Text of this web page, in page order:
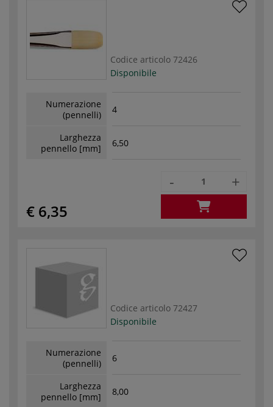
Codice articolo 72426
Disponibile
Numerazione
(pennelli)
4
Larghezza
pennello [mm]
6,50
€ 6,35
- +
Codice articolo 72427
Disponibile
Numerazione
(pennelli)
6
Larghezza
pennello [mm]
8,00